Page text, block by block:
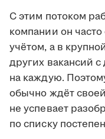
С этим потоком
компании он
учётом, а в
других вакансий
на каждую.
обычно ждёт
не успевает
по списку